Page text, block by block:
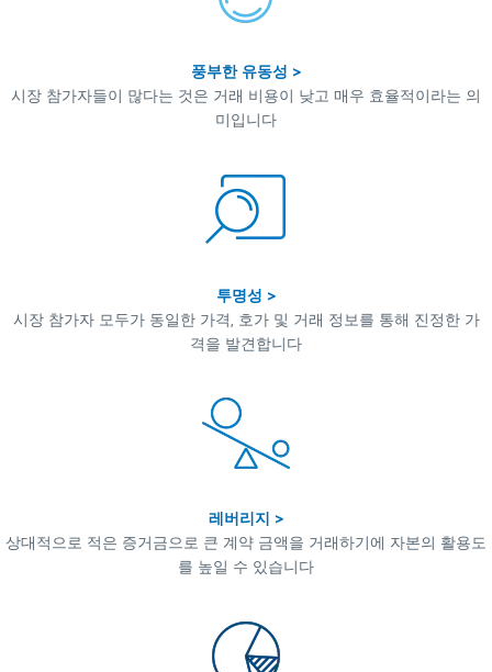
풍부한 유동성 >
시장 참가자들이 많다는 것은 거래 비용이 낮고 매우 효율적이라는 의
미입니다
투명성 >
시장 참가자 모두가 동일한 가격, 호가 및 거래 정보를 통해 진정한 가
격을 발견합니다
레버리지 >
상대적으로 적은 증거금으로 큰 계약 금액을 거래하기에 자본의 활용도
를 높일 수 있습니다